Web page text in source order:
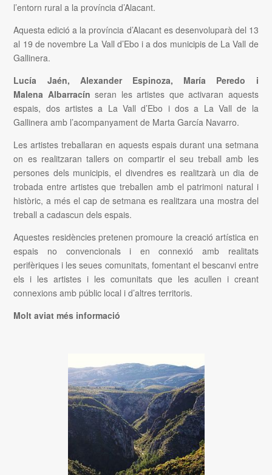
l’entorn rural a la província d’Alacant.
Aquesta edició a la província d’Alacant es desenvoluparà del 13
al 19 de novembre La Vall d’Ebo i a dos municipis de La Vall de
Gallinera.
Lucía Jaén, Alexander Espinoza, María Peredo i
Malena Albarracín seran les artistes que activaran aquests
espais, dos artistes a La Vall d’Ebo i dos a La Vall de la
Gallinera amb l’acompanyament de Marta García Navarro.
Les artistes treballaran en aquests espais durant una setmana
on es realitzaran tallers on compartir el seu treball amb les
persones dels municipis, el divendres es realitzarà un dia de
trobada entre artistes que treballen amb el patrimoni natural i
històric, a més el cap de setmana es realitzara una mostra del
treball a cadascun dels espais.
Aquestes residències pretenen promoure la creació artística en
espais no convencionals i en connexió amb realitats
perifèriques i les seues comunitats, fomentant el bescanvi entre
els i les artistes i les comunitats que les acullen i creant
connexions amb públic local i d’altres territoris.
Molt aviat més informació